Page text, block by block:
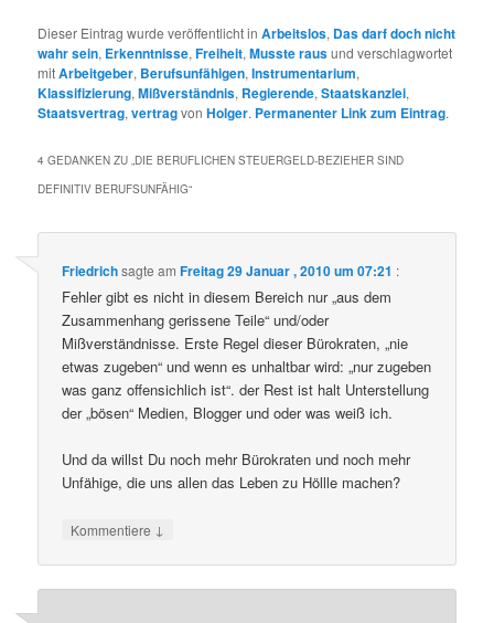
Dieser Eintrag wurde veröffentlicht inArbeitslos, Das darf doch nicht
wahr sein, Erkenntnisse,Freiheit,Musste rausund verschlagwortet
mitArbeitgeber, Berufsunfähigen,Instrumentarium,
Klassifizierung,Mißverständnis, Regierende,Staatskanzlei,
Staatsvertrag,vertragvonHolger. Permanenter Link zum Eintrag.
4 GEDANKEN ZU „DIE BERUFLICHEN STEUERGELD-BEZIEHER SIND
DEFINITIV BERUFSUNFÄHIG“
Friedrichsagte amFreitag 29 Januar , 2010 um 07:21 :
Fehler gibt es nicht in diesem Bereich nur „aus dem
Zusammenhang gerissene Teile“ und/oder
Mißverständnisse. Erste Regel dieser Bürokraten, „nie
etwas zugeben“ und wenn es unhaltbar wird: „nur zugeben
was ganz offensichlich ist“. der Rest ist halt Unterstellung
der „bösen“ Medien, Blogger und oder was weiß ich.
Und da willst Du noch mehr Bürokraten und noch mehr
Unfähige, die uns allen das Leben zu Höllle machen?
Kommentiere ↓